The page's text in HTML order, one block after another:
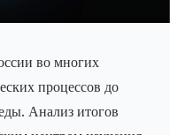
во многих
процессов до
Анализ итогов